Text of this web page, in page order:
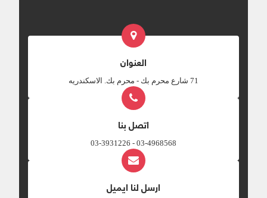
العنوان
‎71 شارع محرم بك - محرم بك. الاسكندريه
اتصل بنا
03-4968568 - 03-3931226
ارسل لنا ايميل